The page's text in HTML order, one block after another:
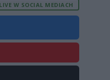
W SOCIAL MEDIACH